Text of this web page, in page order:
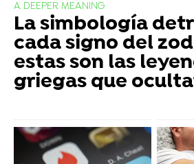
A DEEPER MEANING
La simbología
cada signo del
estas son las
griegas que